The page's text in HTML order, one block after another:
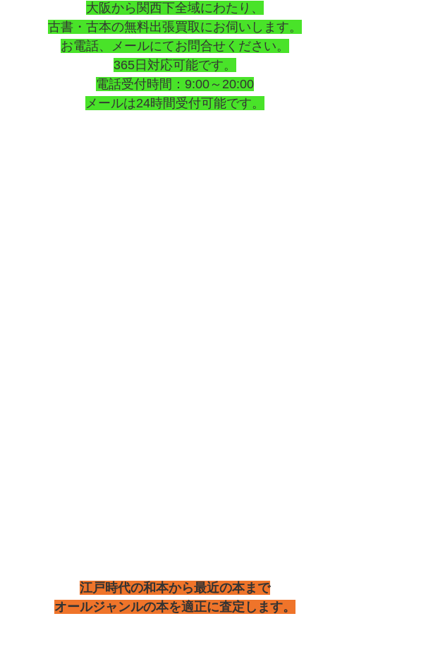
大阪から関西下全域にわたり、
古書・古本の無料出張買取にお伺いします。
お電話、メールにてお問合せください。
365日対応可能です。
電話受付時間：9:00～20:00
メールは24時間受付可能です。
江戸時代の和本から最近の本まで
オールジャンルの本を適正に査定します。